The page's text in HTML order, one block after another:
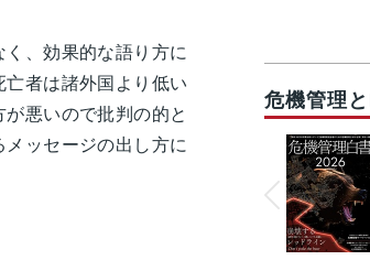
、効果的な語り方に
者は諸外国より低い
悪いので批判の的と
ッセージの出し方に
危機管理